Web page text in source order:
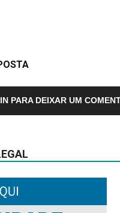
PARA DEIXAR UM